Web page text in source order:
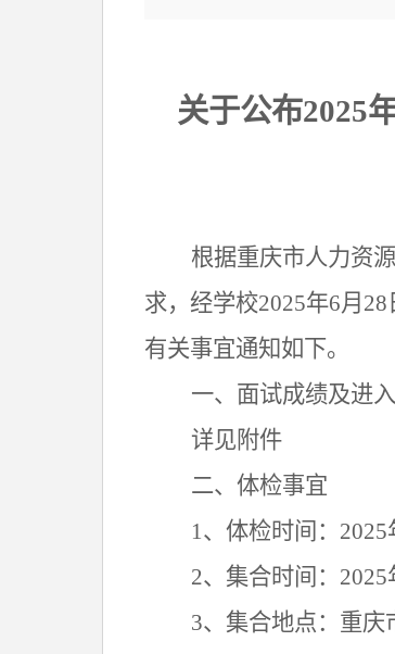
关于公布2025
根据重庆市人力资
求，经学校2025年6月
有关事宜通知如下。
一、 面试成绩及进
详见附件
二、 体检事宜
1、体检时间：2025
2、集合时间：2025
3、集合地点：重庆